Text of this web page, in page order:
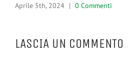
Aprile 5th, 2024 | 0 Commenti
LASCIA UN COMMENTO